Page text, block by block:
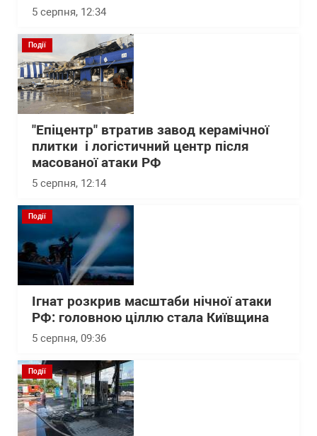
5 серпня, 12:34
Події
"Епіцентр" втратив завод керамічної
плитки і логістичний центр після
масованої атаки РФ
5 серпня, 12:14
Події
Ігнат розкрив масштаби нічної атаки
РФ: головною ціллю стала Київщина
5 серпня, 09:36
Події